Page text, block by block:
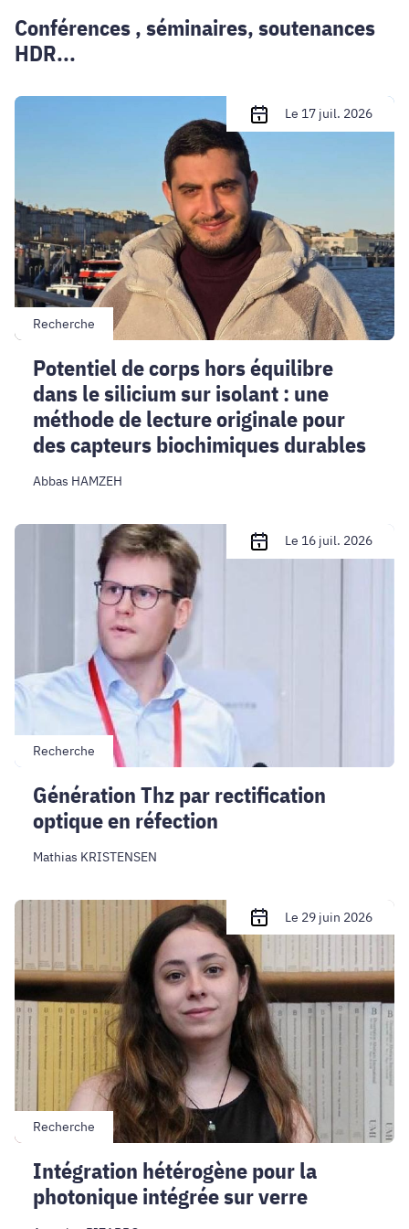
Conférences , séminaires, soutenances
HDR...
Potentiel
équilibre
dans
le
silicium
sur
isolant
une
méthode
lecture
originale
pour
des
biochimiques
Le 17 juil. 2026
Recherche
Potentiel de corps hors équilibre
dans le silicium sur isolant : une
méthode de lecture originale pour
des capteurs biochimiques durables
Abbas HAMZEH
Génération
rectification
réfection
Le 16 juil. 2026
Recherche
Génération Thz par rectification
optique en réfection
Mathias KRISTENSEN
Intégration
hétérogène
pour
la
photonique
intégrée
sur
verre
Le 29 juin 2026
Recherche
Intégration hétérogène pour la
photonique intégrée sur verre